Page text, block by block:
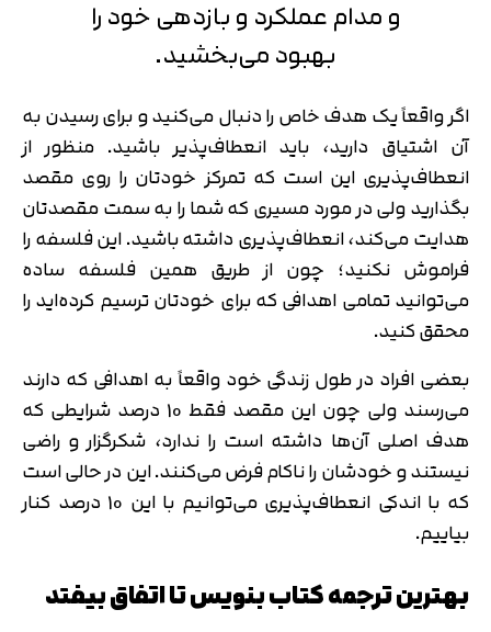
و مدام عملکرد و بازدهی خود را
بهبود می‌بخشید.
اگر واقعاً یک هدف خاص را دنبال می‌کنید و برای رسیدن به
آن اشتیاق دارید، باید انعطاف‌پذیر باشید. منظور از
انعطاف‌پذیری این است که تمرکز خودتان را روی مقصد
بگذارید ولی در مورد مسیری که شما را به سمت مقصدتان
هدایت می‌کند، انعطاف‌پذیری داشته باشید. این فلسفه را
فراموش نکنید؛ چون از طریق همین فلسفه ساده
می‌توانید تمامی اهدافی که برای خودتان ترسیم کرده‌اید را
محقق کنید.
بعضی افراد در طول زندگی خود واقعاً به اهدافی که دارند
می‌رسند ولی چون این مقصد فقط 10 درصد شرایطی که
هدف اصلی آن‌ها داشته است را ندارد، شکرگزار و راضی
نیستند و خودشان را ناکام فرض می‌کنند. این در حالی است
که با اندکی انعطاف‌پذیری می‌توانیم با این 10 درصد کنار
بیاییم.
بهترین ترجمه کتاب بنویس تا اتفاق بیفتد